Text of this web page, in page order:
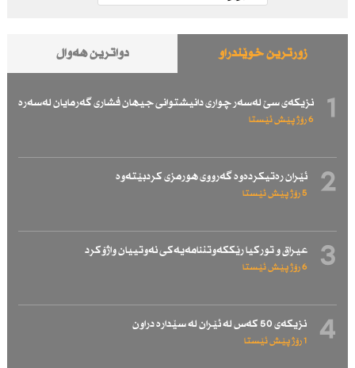
زۆرترین خوێندراو دواترین هەواڵ
1 نزیكەی سێ لەسەر چواری دانیشتوانی جیهان فشاری گەرمایان لەسەرە
6 رۆژ پێش ئێستا
2 ئێران رەتیكردەوە گەرووی هورمزی كردبێتەوە
5 رۆژ پێش ئێستا
3 عیراق و توركیا رێككەوتننامەیەكی نەوتییان واژۆكرد
6 رۆژ پێش ئێستا
4 نزیكەی 50 كەس لە ئێران لە سێدارە دراون
1 رۆژ پێش ئێستا